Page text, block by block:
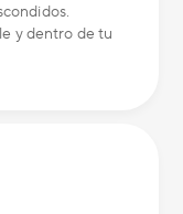
y dentro de tu